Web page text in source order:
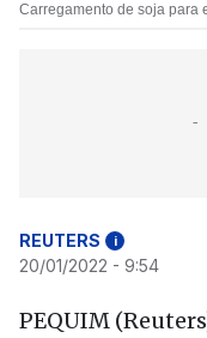
Carregamento de soja para
REUTERS i
20/01/2022 - 9:54
PEQUIM